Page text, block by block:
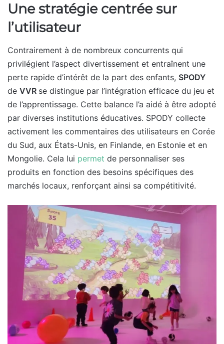
Une stratégie centrée sur
l’utilisateur
Contrairement à de nombreux concurrents qui
privilégient l’aspect divertissement et entraînent une
perte rapide d’intérêt de la part des enfants, SPODY
de VVR se distingue par l’intégration efficace du jeu et
de l’apprentissage. Cette balance l’a aidé à être adopté
par diverses institutions éducatives. SPODY collecte
activement les commentaires des utilisateurs en Corée
du Sud, aux États-Unis, en Finlande, en Estonie et en
Mongolie. Cela lui permet de personnaliser ses
produits en fonction des besoins spécifiques des
marchés locaux, renforçant ainsi sa compétitivité.